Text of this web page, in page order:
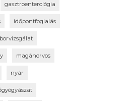
gasztroenterológia
időpontfoglalás
magánorvos
nyár